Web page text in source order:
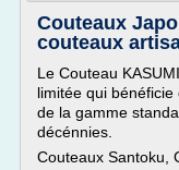
Couteaux
couteaux
Le Couteau
limitée qui
de la gamme
décénnies.
Couteaux Santoku,